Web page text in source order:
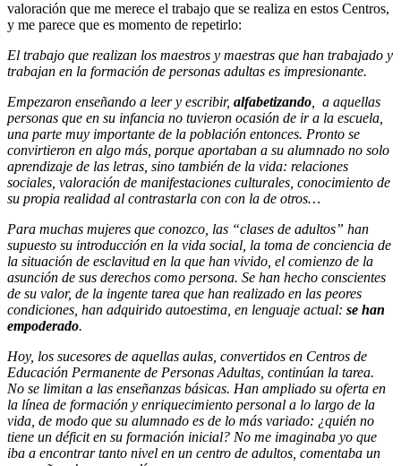
valoración que me merece el trabajo que se realiza en estos Centros,
y me parece que es momento de repetirlo:
El trabajo que realizan los maestros y maestras que han trabajado y
trabajan en la formación de personas adultas es impresionante.
Empezaron enseñando a leer y escribir, alfabetizando , a aquellas
personas que en su infancia no tuvieron ocasión de ir a la escuela,
una parte muy importante de la población entonces. Pronto se
convirtieron en algo más, porque aportaban a su alumnado no solo
aprendizaje de las letras, sino también de la vida: relaciones
sociales, valoración de manifestaciones culturales, conocimiento de
su propia realidad al contrastarla con con la de otros…
Para muchas mujeres que conozco, las “clases de adultos” han
supuesto su introducción en la vida social, la toma de conciencia de
la situación de esclavitud en la que han vivido, el comienzo de la
asunción de sus derechos como persona. Se han hecho conscientes
de su valor, de la ingente tarea que han realizado en las peores
condiciones, han adquirido autoestima, en lenguaje actual: se han
empoderado.
Hoy, los sucesores de aquellas aulas, convertidos en Centros de
Educación Permanente de Personas Adultas, continúan la tarea.
No se limitan a las enseñanzas básicas. Han ampliado su oferta en
la línea de formación y enriquecimiento personal a lo largo de la
vida, de modo que su alumnado es de lo más variado: ¿quién no
tiene un déficit en su formación inicial? No me imaginaba yo que
iba a encontrar tanto nivel en un centro de adultos, comentaba un